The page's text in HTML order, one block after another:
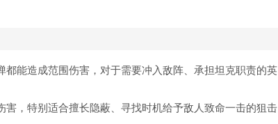
能造成范围伤害，对于需要冲入敌阵、承担坦克职责的英
，特别适合擅长隐蔽、寻找时机给予敌人致命一击的狙击